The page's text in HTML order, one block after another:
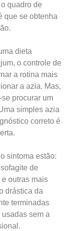
quadro de
que se obtenha
dieta
o controle de
a rotina mais
a azia. Mas,
procurar um
simples azia
correto é
sintoma estão:
de
outras mais
drástica da
terminadas
usadas sem a